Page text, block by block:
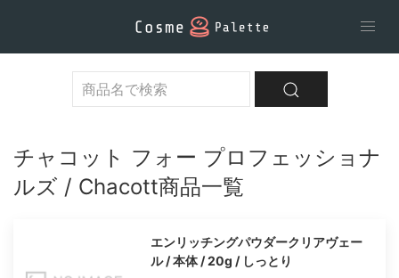
チャコット フォー プロフェッショナ
ルズ / Chacott商品一覧
エンリッチングパウダークリアヴェー
ル / 本体 / 20g / しっとり